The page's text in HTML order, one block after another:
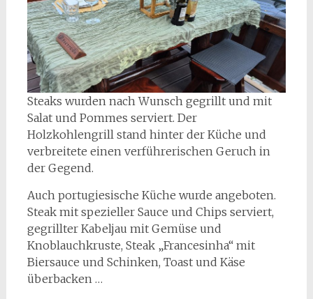
Steaks wurden nach Wunsch gegrillt und mit
Salat und Pommes serviert. Der
Holzkohlengrill stand hinter der Küche und
verbreitete einen verführerischen Geruch in
der Gegend.
Auch portugiesische Küche wurde angeboten.
Steak mit spezieller Sauce und Chips serviert,
gegrillter Kabeljau mit Gemüse und
Knoblauchkruste, Steak „Francesinha“ mit
Biersauce und Schinken, Toast und Käse
überbacken …